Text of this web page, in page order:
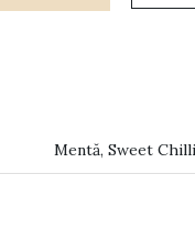
Mentă, Sweet